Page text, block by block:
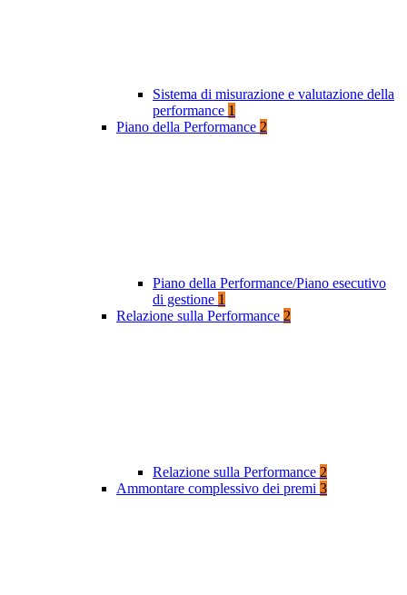
Sistema di misurazione e valutazione della
performance 1
Piano della Performance 2
Piano della Performance/Piano esecutivo
di gestione 1
Relazione sulla Performance 2
Relazione sulla Performance 2
Ammontare complessivo dei premi 3